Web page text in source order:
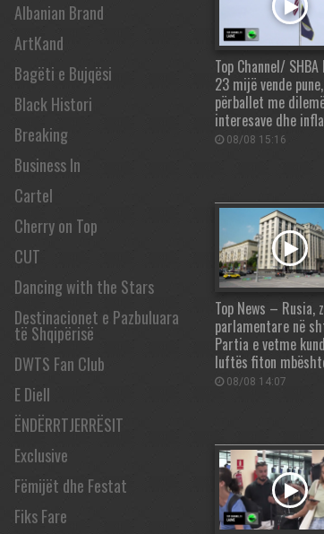
Albanian Brand
ArtKand
Bagëti e Bujqësi
Black Histori
Breaking
Business In
Cartel
Cherry on Top
CUT
Dancing with the Stars
Destinacionet e Pazbuluara
të Shqipërisë
DWTS Fan Club
E Diell
ËNDËRRTJERRËSIT
Exclusive
Fëmijët dhe Festat
Fiks Fare
Top Channel/
23 mijë vende
përballet me
interesave dhe
08/08 15:16
Top News – Rusia,
parlamentare në
Partia e vetme
luftës fiton
08/08 14:07